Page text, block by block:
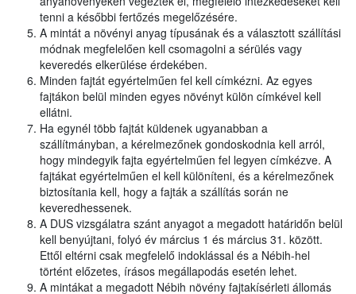
tenni a későbbi fertőzés megelőzésére.
A mintát a növényi anyag típusának és a választott szállítási
módnak megfelelően kell csomagolni a sérülés vagy
keveredés elkerülése érdekében.
Minden fajtát egyértelműen fel kell címkézni. Az egyes
fajtákon belül minden egyes növényt külön címkével kell
ellátni.
Ha egynél több fajtát küldenek ugyanabban a
szállítmányban, a kérelmezőnek gondoskodnia kell arról,
hogy mindegyik fajta egyértelműen fel legyen címkézve. A
fajtákat egyértelműen el kell különíteni, és a kérelmezőnek
biztosítania kell, hogy a fajták a szállítás során ne
keveredhessenek.
A DUS vizsgálatra szánt anyagot a megadott határidőn belül
kell benyújtani, folyó év március 1 és március 31. között.
Ettől eltérni csak megfelelő indoklással és a Nébih-hel
történt előzetes, írásos megállapodás esetén lehet.
A mintákat a megadott Nébih növény fajtakísérleti állomás